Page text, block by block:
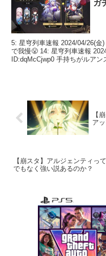
ガ
5: 星穹列車速報 2024/04/26(金
で我慢😤 14: 星穹列車速報
ID:dqMcCjwp0 手持ちがルアン
【
ア
【崩スタ】アルジェンティっ
でもなく強い説あるのか？